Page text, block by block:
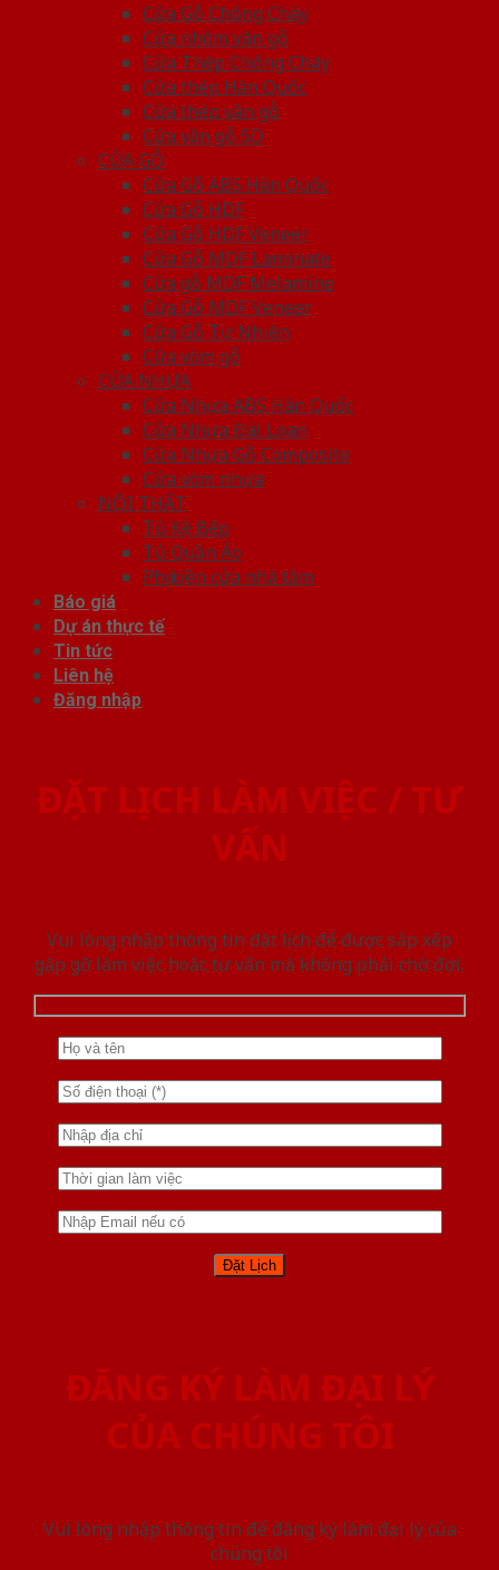
Cửa Gỗ Chống Cháy
Cửa nhôm vân gỗ
Cửa Thép Chống Cháy
Cửa thép Hàn Quốc
Cửa thép vân gỗ
Cửa vân gỗ 5D
CỬA GỖ
Cửa Gỗ ABS Hàn Quốc
Cửa Gỗ HDF
Cửa Gỗ HDF Veneer
Cửa Gỗ MDF Laminate
Cửa gỗ MDF Melamine
Cửa Gỗ MDF Veneer
Cửa Gỗ Tự Nhiên
Cửa vòm gỗ
CỬA NHỰA
Cửa Nhựa ABS Hàn Quốc
Cửa Nhựa Đài Loan
Cửa Nhựa Gỗ Composite
Cửa vòm nhựa
NỘI THẤT
Tủ Kệ Bếp
Tủ Quần Áo
Phụ kiện cửa nhà tắm
Báo giá
Dự án thực tế
Tin tức
Liên hệ
Đăng nhập
ĐẶT LỊCH LÀM VIỆC / TƯ
VẤN
Vui lòng nhập thông tin đặt lịch để được sắp xếp
gặp gỡ làm việc hoăc tư vấn mà không phải chờ đợi.
ĐĂNG KÝ LÀM ĐẠI LÝ
CỦA CHÚNG TÔI
Vui lòng nhập thông tin để đăng ký làm đại lý của
chúng tôi